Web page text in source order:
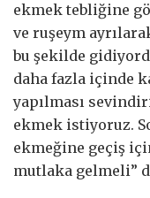
ekmek tebliğine
ve ruşeym
bu şekilde
daha fazla içinde
yapılması
ekmek istiyoruz.
ekmeğine geçiş
mutlaka gelmeli”